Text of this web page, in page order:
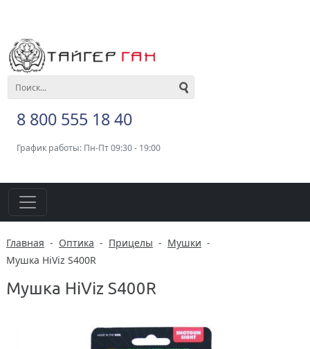
8 800 555 18 40
График работы: Пн-Пт 09:30 - 19:00
Главная - Оптика - Прицелы - Мушки -
Мушка HiViz S400R
Мушка HiViz S400R